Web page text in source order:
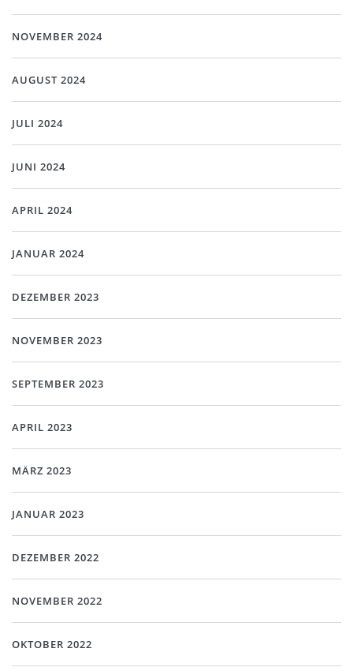
NOVEMBER 2024
AUGUST 2024
JULI 2024
JUNI 2024
APRIL 2024
JANUAR 2024
DEZEMBER 2023
NOVEMBER 2023
SEPTEMBER 2023
APRIL 2023
MÄRZ 2023
JANUAR 2023
DEZEMBER 2022
NOVEMBER 2022
OKTOBER 2022